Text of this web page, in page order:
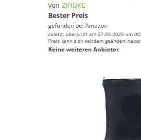
von ZIHDKE
Bester Preis
gefunden bei Amazon
zuletzt überprüft am 27.09.2025 um
Preis kann sich seitdem geändert
Keine weiteren Anbieter